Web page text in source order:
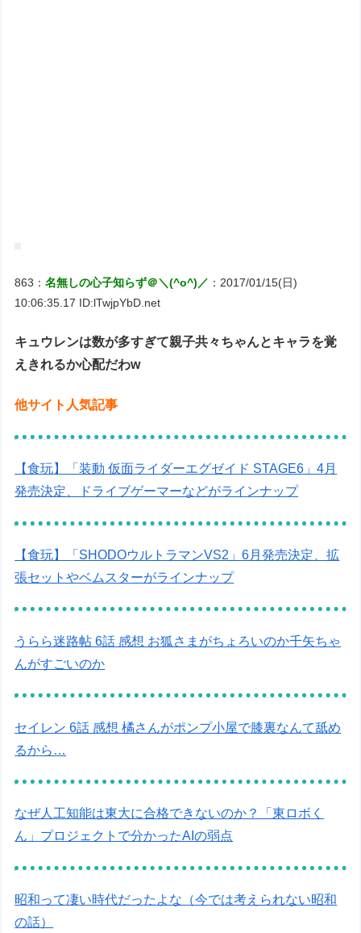
863：名無しの心子知らず＠＼(^o^)／ ：2017/01/15(日)
10:06:35.17 ID:lTwjpYbD.net
キュウレンは数が多すぎて親子共々ちゃんとキャラを覚
えきれるか心配だわw
他サイト人気記事
【食玩】「装動 仮面ライダーエグゼイド STAGE6」4月
発売決定、ドライブゲーマーなどがラインナップ
【食玩】「SHODOウルトラマンVS2」6月発売決定、拡
張セットやベムスターがラインナップ
うらら迷路帖 6話 感想 お狐さまがちょろいのか千矢ちゃ
んがすごいのか
セイレン 6話 感想 橘さんがポンプ小屋で膝裏なんて舐め
るから…
なぜ人工知能は東大に合格できないのか？「東ロボく
ん」プロジェクトで分かったAIの弱点
昭和って凄い時代だったよな（今では考えられない昭和
の話）